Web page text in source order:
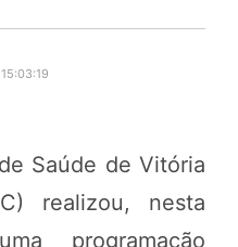
Saúde de Vitória
realizou, nesta
programação